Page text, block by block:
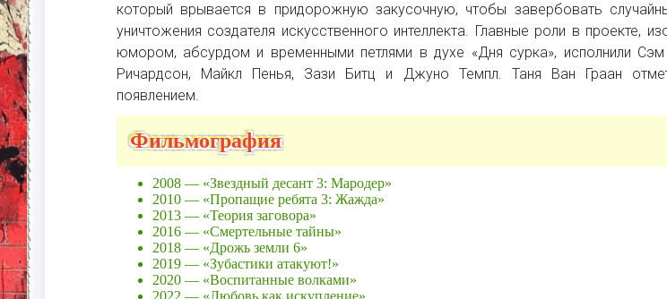
который врывается в придорожную закусочную, чтобы завербовать
уничтожения создателя искусственного интеллекта. Главные роли в проекте,
юмором, абсурдом и временными петлями в духе «Дня сурка», исполнили
Ричардсон, Майкл Пенья, Зази Битц и Джуно Темпл. Таня Ван Граан
появлением.
Фильмография
2008 — «Звездный десант 3: Мародер»
2010 — «Пропащие ребята 3: Жажда»
2013 — «Теория заговора»
2016 — «Смертельные тайны»
2018 — «Дрожь земли 6»
2019 — «Зубастики атакуют!»
2020 — «Воспитанные волками»
2022 — «Любовь как искупление»